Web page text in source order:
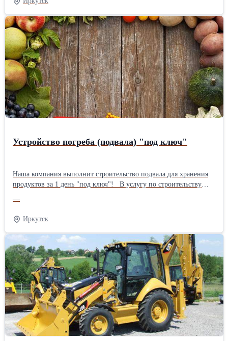
любых размеров. Наши бригады рабочих выполнят работы по
монтажу блоков, а также пустотных плит. Большой опыт работы
в данной сфере позволяет нам выполнять монтаж качественно и
в короткие сроки.Производитель: Собственное производство
Устройство погреба (подвала) "под ключ"
Наша компания выполнит строительство подвала для хранения
продуктов за 1 день "под ключ"! В услугу по строительству
трубы для воздухообмена (можно внести корректировку по
Вашему желанию), их доставка, услуги экскаватора-погрузчика,
монтаж и другие необходимые работы. Овощи будут храниться в
таком подвале всю осень, зиму и весну, не замерзнут, а
картофель не прорастет (проверено на собственном
опыте!).Производитель: Собственное производство
—
Иркутск